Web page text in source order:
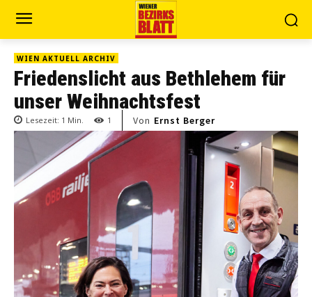
WIEN AKTUELL ARCHIV
Friedenslicht aus Bethlehem für
unser Weihnachtsfest
Lesezeit: 1 Min. 1 Von Ernst Berger